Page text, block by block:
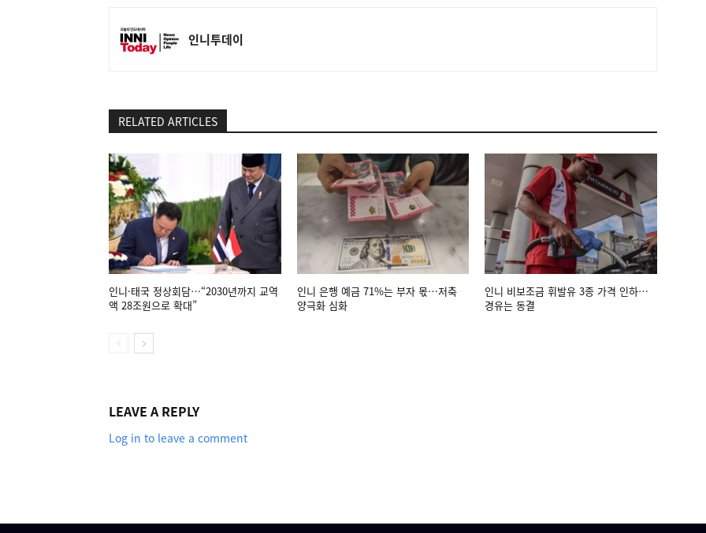
인니투데이
RELATED ARTICLES
인니·태국 정상회담…“2030년까지 교역
액 28조원으로 확대”
인니 은행 예금 71%는 부자 몫…저축
양극화 심화
인니 비보조금 휘발유 3종 가격 인하…
경유는 동결
LEAVE A REPLY
Log in to leave a comment